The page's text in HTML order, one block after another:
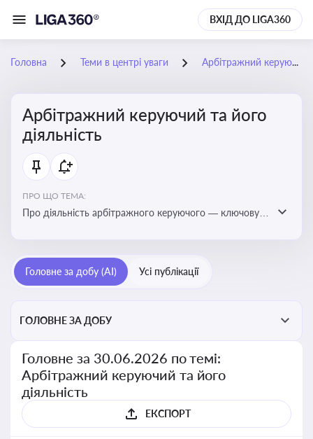
ВХІД ДО LIGA360
Головна Теми в центрі уваги Арбітражний керуючий та його діяльність
Арбітражний керуючий та його
діяльність
ПРО ЩО ТЕМА:
Про діяльність арбітражного керуючого — ключову
Головне за добу (AI) Усі публікації
ГОЛОВНЕ ЗА ДОБУ
Головне за 30.06.2026 по темі:
Арбітражний керуючий та його
діяльність
ЕКСПОРТ